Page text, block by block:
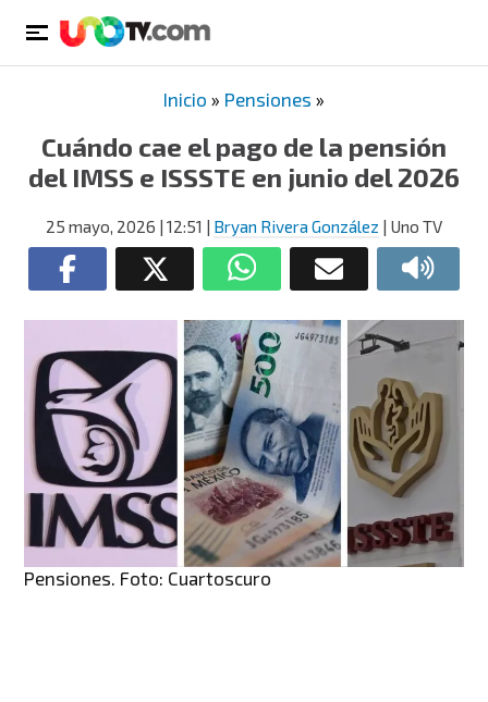
Inicio » Pensiones »
Cuándo cae el pago de la pensión
del IMSS e ISSSTE en junio del 2026
25 mayo, 2026 | 12:51 | Bryan Rivera González | Uno TV
Pensiones. Foto: Cuartoscuro